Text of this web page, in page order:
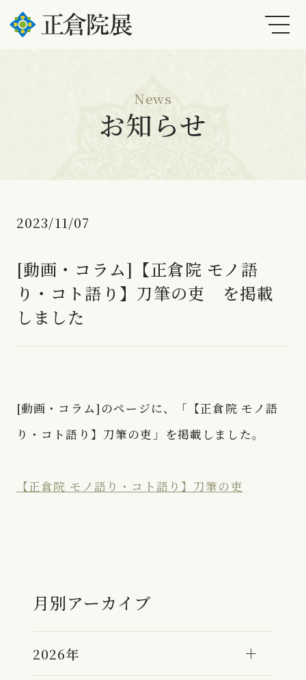
News
お知らせ
2023/11/07
[動画・コラム]【正倉院 モノ語
り・コト語り】刀筆の吏 を掲載
しました
[動画・コラム]のページに、「【正倉院 モノ語
り・コト語り】刀筆の吏」を掲載しました。
【正倉院 モノ語り・コト語り】刀筆の吏
月別アーカイブ
2026年